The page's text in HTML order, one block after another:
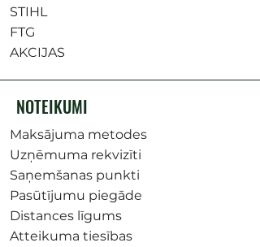
STIHL
FTG
AKCIJAS
NOTEIKUMI
Maksājuma metodes
Uzņēmuma rekvizīti
Saņemšanas punkti
Pasūtījumu piegāde
Distances līgums
Atteikuma tiesības